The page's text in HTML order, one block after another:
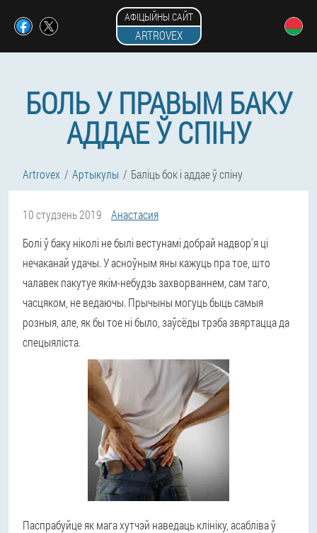
АФІЦЫЙНЫ САЙТ
ARTROVEX
БОЛЬ У ПРАВЫМ БАКУ
АДДАЕ Ў СПІНУ
Artrovex Артыкулы Баліць бок і аддае ў спіну
10 студзень 2019
Анастасия
Болі ў баку ніколі не былі вестунамі добрай надвор'я ці
нечаканай удачы. У асноўным яны кажуць пра тое, што
чалавек пакутуе якім-небудзь захворваннем, сам таго,
часцяком, не ведаючы. Прычыны могуць быць самыя
розныя, але, як бы тое ні было, заўсёды трэба звяртацца да
спецыяліста.
Паспрабуйце як мага хутчэй наведаць клініку, асабліва ў